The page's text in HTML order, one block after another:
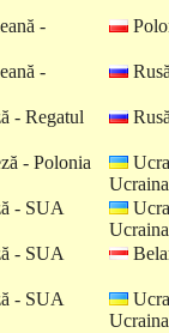
-
-
- Regatul
- Polonia
Ucraina
- SUA
Ucraina
- SUA
- SUA
Ucraina